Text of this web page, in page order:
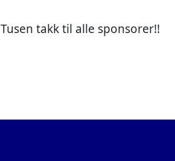
Tusen takk til alle sponsorer!!